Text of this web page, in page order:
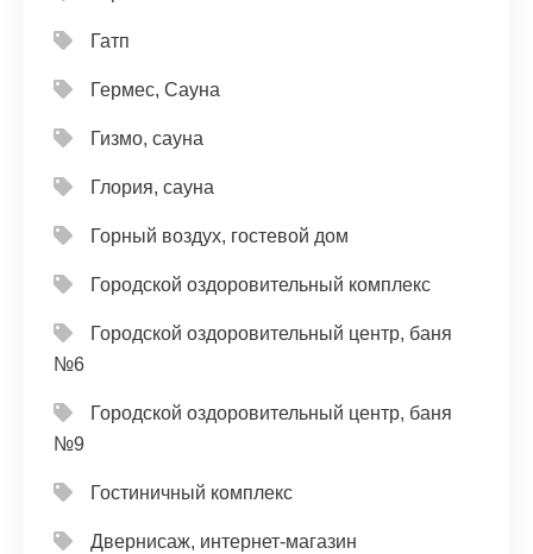
Гатп
Гермес, Сауна
Гизмо, сауна
Глория, сауна
Горный воздух, гостевой дом
Городской оздоровительный комплекс
Городской оздоровительный центр, баня
№6
Городской оздоровительный центр, баня
№9
Гостиничный комплекс
Двернисаж, интернет-магазин